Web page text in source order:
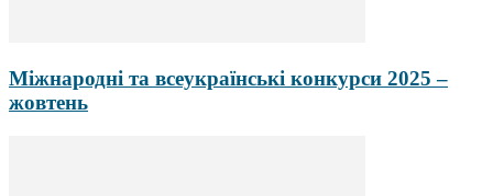
Міжнародні та всеукраїнські конкурси 2025 –
жовтень